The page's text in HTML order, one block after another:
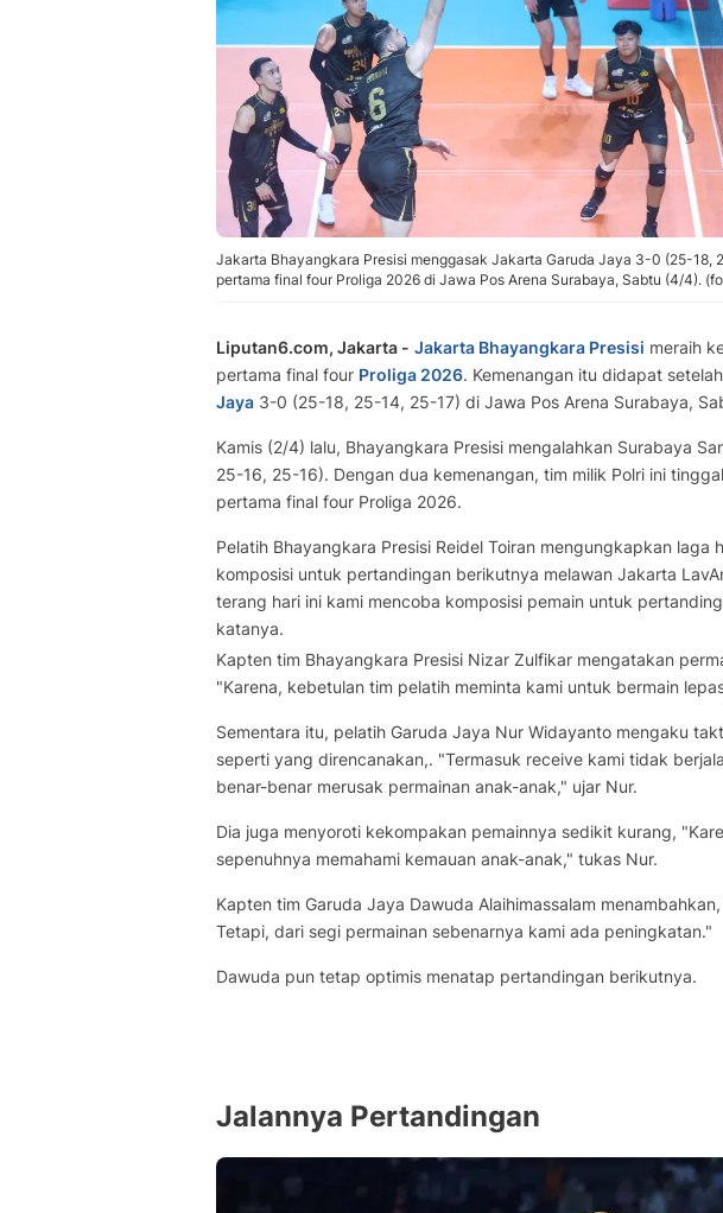
Jakarta Bhayangkara Presisi menggasak Jakarta Garuda Jaya 3-0 (25-18,
pertama final four Proliga 2026 di Jawa Pos Arena Surabaya, Sabtu (4/4).
Liputan6.com, Jakarta - Jakarta Bhayangkara Presisi meraih
pertama final four Proliga 2026. Kemenangan itu didapat
Jaya 3-0 (25-18, 25-14, 25-17) di Jawa Pos Arena Surabaya,
Kamis (2/4) lalu, Bhayangkara Presisi mengalahkan Surabaya
25-16, 25-16). Dengan dua kemenangan, tim milik Polri ini
pertama final four Proliga 2026.
Pelatih Bhayangkara Presisi Reidel Toiran mengungkapkan laga
komposisi untuk pertandingan berikutnya melawan Jakarta
terang hari ini kami mencoba komposisi pemain untuk
katanya.
Kapten tim Bhayangkara Presisi Nizar Zulfikar mengatakan
"Karena, kebetulan tim pelatih meminta kami untuk bermain
Sementara itu, pelatih Garuda Jaya Nur Widayanto mengaku
seperti yang direncanakan,. "Termasuk receive kami tidak
benar-benar merusak permainan anak-anak," ujar Nur.
Dia juga menyoroti kekompakan pemainnya sedikit kurang,
sepenuhnya memahami kemauan anak-anak," tukas Nur.
Kapten tim Garuda Jaya Dawuda Alaihimassalam
Tetapi, dari segi permainan sebenarnya kami ada peningkatan."
Dawuda pun tetap optimis menatap pertandingan berikutnya.
Jalannya Pertandingan